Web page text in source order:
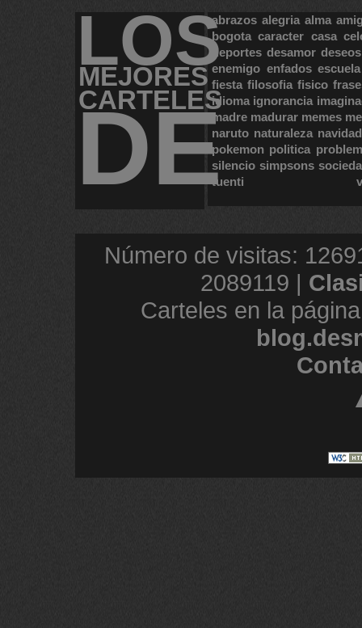
LOS
MEJORES
CARTELES
DE
abrazos alegria alma
bogota caracter casa
deportes desamor deseos
enemigo enfados escuela
fiesta filosofia fisico
idioma ignorancia
madre madurar memes
naruto naturaleza navidad
pokemon politica
silencio simpsons
tuenti
Número de visitas:
2089119 |
Carteles en la